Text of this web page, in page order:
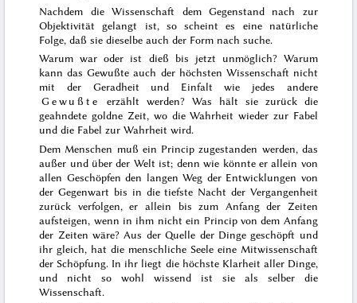
Nachdem die Wissenschaft dem Gegenstand nach zur
Objektivität gelangt ist, so scheint es eine natürliche
Folge, daß sie dieselbe auch der Form nach suche.
Warum war oder ist dieß bis jetzt unmöglich? Warum
kann das Gewußte auch der höchsten Wissenschaft nicht
mit der Geradheit und Einfalt wie jedes andere
Gewußte
erzählt werden? Was hält sie zurück die
geahndete goldne Zeit, wo die Wahrheit wieder zur Fabel
und die Fabel zur Wahrheit wird.
Dem Menschen muß ein Princip zugestanden werden, das
außer und über der Welt ist; denn wie könnte er allein von
allen Geschöpfen den langen Weg der Entwicklungen von
der Gegenwart bis in die tiefste Nacht der Vergangenheit
zurück verfolgen, er allein bis zum Anfang der Zeiten
aufsteigen, wenn in ihm nicht ein Princip von dem Anfang
der Zeiten wäre? Aus der Quelle der Dinge geschöpft und
ihr gleich, hat die menschliche Seele eine Mitwissenschaft
der Schöpfung. In ihr liegt die höchste Klarheit aller Dinge,
und nicht so wohl wissend ist sie als selber die
Wissenschaft.